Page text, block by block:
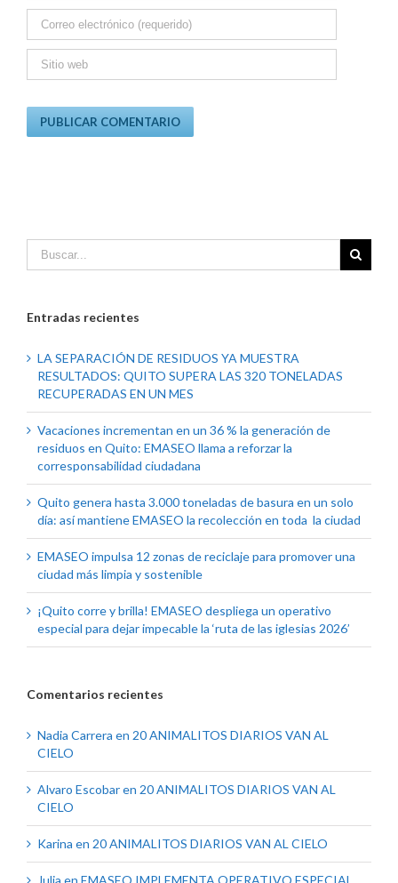
Entradas recientes
LA SEPARACIÓN DE RESIDUOS YA MUESTRA
RESULTADOS: QUITO SUPERA LAS 320 TONELADAS
RECUPERADAS EN UN MES
Vacaciones incrementan en un 36 % la generación de
residuos en Quito: EMASEO llama a reforzar la
corresponsabilidad ciudadana
Quito genera hasta 3.000 toneladas de basura en un solo
día: así mantiene EMASEO la recolección en toda la ciudad
EMASEO impulsa 12 zonas de reciclaje para promover una
ciudad más limpia y sostenible
¡Quito corre y brilla! EMASEO despliega un operativo
especial para dejar impecable la ‘ruta de las iglesias 2026’
Comentarios recientes
Nadia Carrera en 20 ANIMALITOS DIARIOS VAN AL
CIELO
Alvaro Escobaren 20 ANIMALITOS DIARIOS VAN AL
CIELO
Karina en 20 ANIMALITOS DIARIOS VAN AL CIELO
Julia en EMASEO IMPLEMENTA OPERATIVO ESPECIAL